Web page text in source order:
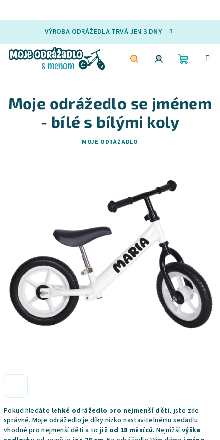
obsah
VÝROBA ODRÁŽEDLA TRVÁ JEN 3 DNY
košík
Pokud hledáte lehké odrážedlo pro nejmenší děti, jste zde
správně. Moje odrážedlo je díky nízko nastavitelnému sedadlu
vhodné pro nejmenší děti a tojiž od 18 měsíců. Nejnižšívýška
Moje odrážedlo se jménem
- bílé s bílými koly
MOJE ODRÁŽADLO